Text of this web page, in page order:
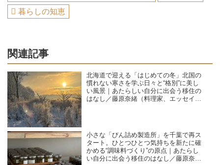
暮らしの知恵
関連記事
北海道で迎える「はじめての冬」北国の
慣れない寒さを学ぶ日々と“格別”に美し
い風景｜あたらしい自分に出会う移住の
はなし／藤原奈緒（料理家、エッセイス
小さな「びん詰め製造所」を千葉で再ス
タート。ひとつひとつ気持ちを新たに確
かめる“調味料づくり”の原点｜あたらし
い自分に出会う移住のはなし／藤原奈緒